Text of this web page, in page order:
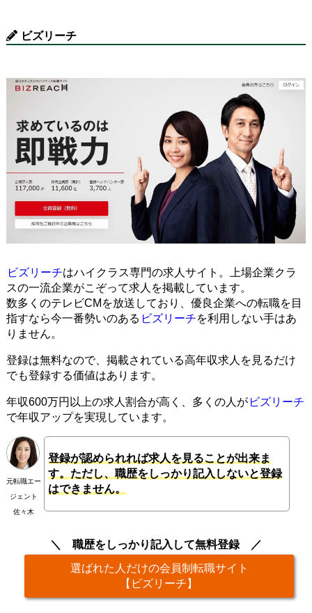
ビズリーチ
ビズリーチはハイクラス専門の求人サイト。上場企業クラ
スの一流企業がこぞって求人を掲載しています。
数多くのテレビCMを放送しており、優良企業への転職を目
指すなら今一番勢いのある ビズリーチを利用しない手はあ
りません。
登録は無料なので、掲載されている高年収求人を見るだけ
でも登録する価値はあります。
年収600万円以上の求人割合が高く、多くの人が ビズリーチ
で年収アップを実現しています。
元転職エー
ジェント
佐々木
登録が認められれば求人を見ることが出来ま
す。ただし、職歴をしっかり記入しないと登録
はできません。
職歴をしっかり記入して無料登録
選ばれた人だけの会員制転職サイト
【ビズリーチ】